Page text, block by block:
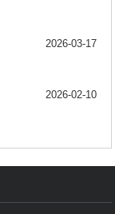
2026-03-17
2026-02-10